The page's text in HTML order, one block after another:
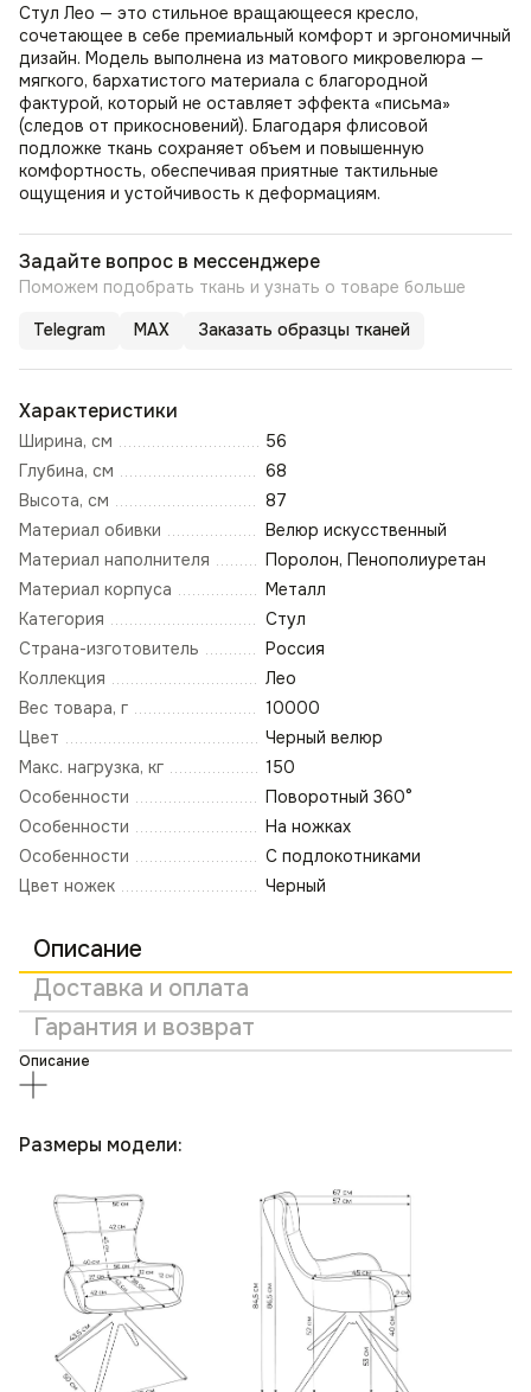
Стул Лео — это стильное вращающееся кресло,
сочетающее в себе премиальный комфорт и эргономичный
дизайн. Модель выполнена из матового микровелюра —
мягкого, бархатистого материала с благородной
фактурой, который не оставляет эффекта «письма»
(следов от прикосновений). Благодаря флисовой
подложке ткань сохраняет объем и повышенную
комфортность, обеспечивая приятные тактильные
ощущения и устойчивость к деформациям.
Задайте вопрос в мессенджере
Поможем подобрать ткань и узнать о товаре больше
Telegram MAX Заказать образцы тканей
Характеристики
Ширина, см
56
Глубина, см
68
Высота, см
87
Материал обивки
Велюр искусственный
Материал наполнителя
Поролон, Пенополиуретан
Материал корпуса
Металл
Категория
Стул
Страна-изготовитель
Россия
Коллекция
Лео
Вес товара, г
10000
Цвет
Черный велюр
Макс. нагрузка, кг
150
Особенности
Поворотный 360°
Особенности
На ножках
Особенности
С подлокотниками
Цвет ножек
Черный
Описание
Доставка и оплата
Гарантия и возврат
Описание
Размеры модели: